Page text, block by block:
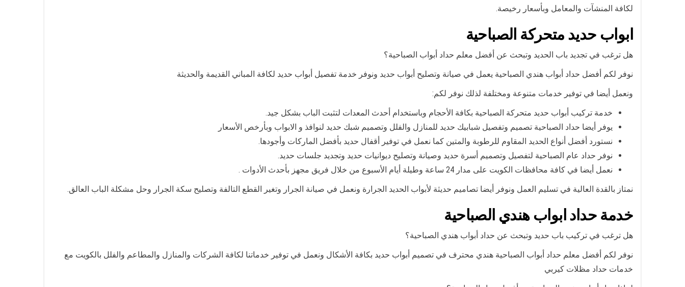
لكافة المنشآت والمعامل وبأسعار رخيصة.
ابواب حديد متحركة الصباحية
هل ترغب في تجديد باب الحديد وتبحث عن أفضل معلم حداد أبواب الصباحية؟
نوفر لكم أفضل حداد أبواب هندي الصباحية يعمل في صيانة وتصليح أبواب حديد ونوفر خدمة تفصيل أبواب حديد لكافة المباني القديمة والحديثة
ونعمل أيضا في توفير خدمات متنوعة ومختلفة لذلك نوفر لكم:
خدمة تركيب أبواب حديد متحركة الصباحية بكافة الأحجام وباستخدام أحدث المعدات لتثبت الباب بشكل جيد.
يوفر أيضا حداد الصباحية تصميم وتفصيل شبابيك حديد للمنازل والفلل وتصميم شبك حديد لنوافذ و الابواب وبأرخص الأسعار
نستورد أفضل أنواع الحديد المقاوم للرطوبة والمتين كما نعمل في توفير أقفال حديد بأفضل الماركات وأجودها.
نوفر حداد عام الصباحية لتفصيل وتصميم أسرة حديد وصيانة وتصليح ديوانيات حديد وتجديد جلسات حديد.
نعمل أيضا في كافة محافظات الكويت على مدار 24 ساعة وطيلة أيام الأسبوع من خلال فريق مجهز بأحدث الأدوات .
نمتاز بالقدة العالية في تسليم العمل ونوفر أيضا تصاميم حديثة لأبواب الحديد الجرارة ونعمل في صيانة الجرار وتغير القطع التالفة وتصليح سكة الجرار وحل مشكلة الباب العالق.
خدمة حداد ابواب هندي الصباحية
هل ترغب في تركيب باب حديد وتبحث عن حداد أبواب هندي الصباحية؟
نوفر لكم أفضل معلم حداد أبواب الصباحية هندي محترف في تصميم أبواب حديد بكافة الأشكال ونعمل في توفير خدماتنا لكافة الشركات والمنازل والمطاعم والفلل بالكويت مع
خدمات حداد مظلات كيربي